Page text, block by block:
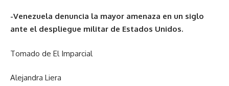
-Venezuela denuncia la mayor amenaza en un siglo
ante el despliegue militar de Estados Unidos.
Tomado de El Imparcial
Alejandra Liera